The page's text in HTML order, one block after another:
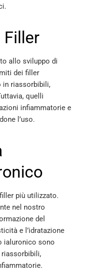
Filler
allo sviluppo di
dei filler
in riassorbibili,
quelli
infiammatorie e
l’uso.
più utilizzato.
nel nostro
del
e l’idratazione
ialuronico sono